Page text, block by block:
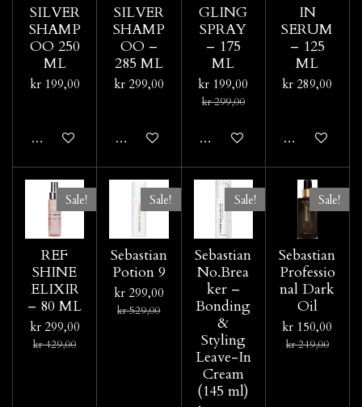
SILVER
SHAMP
OO 250
ML
kr 199,00
Legg til handlevogn
SILVER
SHAMP
OO –
285 ML
kr 299,00
Legg til handlevogn
GLING
SPRAY
– 175
ML
kr 199,00
kr 299,00
Gi meg beskjed når
IN
SERUM
– 125
ML
kr 289,00
Legg til
Sale!
REF
SHINE
ELIXIR
– 80 ML
kr 299,00
kr 429,00
Sale!
Sebastian
Potion 9
kr 299,00
kr 529,00
Sale!
Sebastian
No.Brea
ker –
Bonding
&
Styling
Leave-In
Cream
(145 ml)
Sale!
Sebastian
Professio
nal Dark
Oil
kr 150,00
kr 249,00